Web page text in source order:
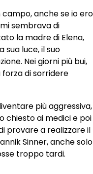
anche se io ero
sembrava di
la madre di Elena,
sua luce, il suo
Nei giorni più bui,
di sorridere
più aggressiva,
chiesto ai medici e poi
provare a realizzare il
Sinner, anche solo
troppo tardi.